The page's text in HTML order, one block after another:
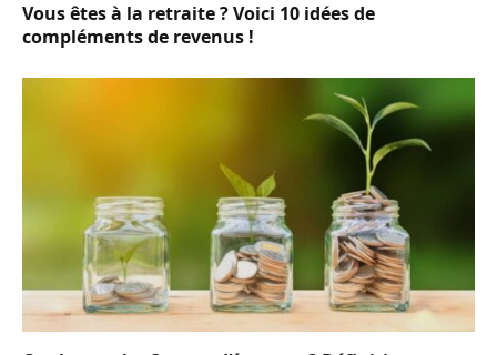
Vous êtes à la retraite ? Voici 10 idées de
compléments de revenus !